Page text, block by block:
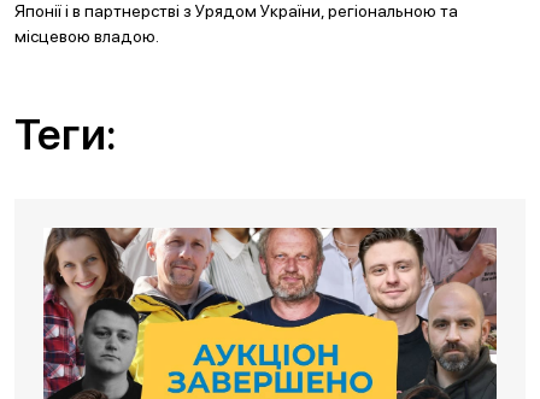
Японії і в партнерстві з Урядом України, регіональною та
місцевою владою.
Теги: